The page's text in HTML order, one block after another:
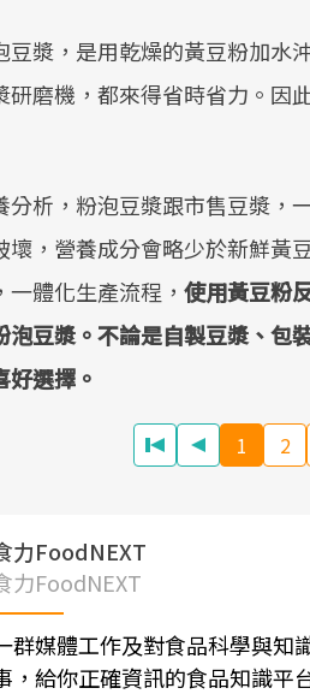
豆漿，是用乾燥的黃豆粉加水
研磨機，都來得省時省力。因
分析，粉泡豆漿跟市售豆漿，
壞，營養成分會略少於新鮮黃
體化生產流程， 使用黃豆粉
泡豆漿。不論是自製豆漿、包
選擇。
1 2
力FoodNEXT
力FoodNEXT
群媒體工作及對食品科學與知
，給你正確資訊的食品知識平